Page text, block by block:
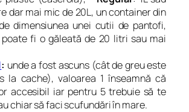
dar mai mic de 20L, un container din
dimensiunea unei cutii de pantofi,
poate fi o găleată de 20 litri sau mai
: unde a fost ascuns (cât de greu este
la cache), valoarea 1 înseamnă că
accesibil iar pentru 5 trebuie să te
chiar să faci scufundări în mare.